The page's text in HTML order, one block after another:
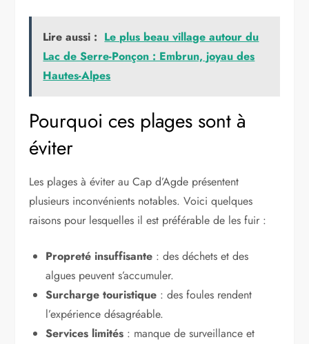
Lire aussi : Le plus beau village autour du
Lac de Serre-Ponçon : Embrun, joyau des
Hautes-Alpes
Pourquoi ces plages sont à
éviter
Les plages à éviter au Cap d’Agde présentent
plusieurs inconvénients notables. Voici quelques
raisons pour lesquelles il est préférable de les fuir :
Propreté insuffisante : des déchets et des
algues peuvent s’accumuler.
Surcharge touristique : des foules rendent
l’expérience désagréable.
Services limités : manque de surveillance et